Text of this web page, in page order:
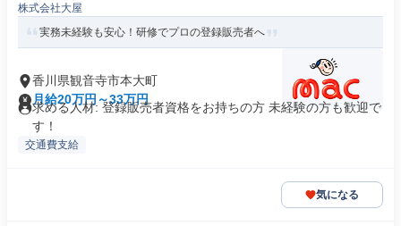
株式会社大屋
実務未経験も安心！研修でプロの登録販売者へ
香川県観音寺市本大町
月給20万円～33万円
求める人材: 登録販売者資格をお持ちの方 未経験の方も歓迎で
す！
交通費支給
気になる